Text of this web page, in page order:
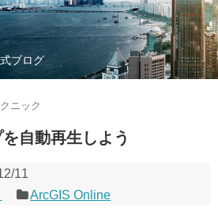
ブログ
ニック
自動再生しよう
11
ArcGIS Online